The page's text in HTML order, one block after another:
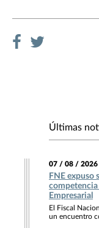
Últimas
07 / 08 / 2026
FNE expuso
competencia
Empresarial
El Fiscal
un encuentro